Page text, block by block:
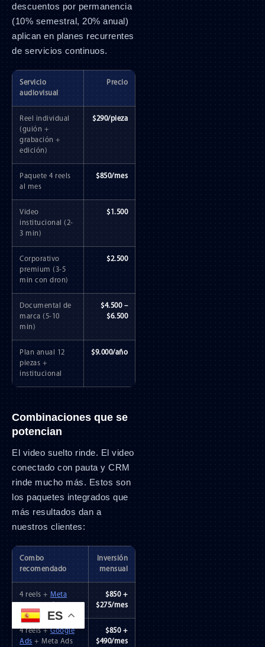
descuentos por permanencia
(10% semestral, 20% anual)
aplican en planes recurrentes
de servicios continuos.
Servicio
audiovisual
Precio
Reel individual
(guión +
grabación +
edición)
$290/pieza
Paquete 4 reels
al mes
$850/mes
Video
institucional (2-
3 min)
$1.500
Corporativo
premium (3-5
min con dron)
$2.500
Documental de
marca (5-10
min)
$4.500 –
$6.500
Plan anual 12
piezas +
institucional
$9.000/año
Combinaciones que se
potencian
El video suelto rinde. El video
conectado con pauta y CRM
rinde mucho más. Estos son
los paquetes integrados que
más resultados dan a
nuestros clientes:
Combo
recomendado
Inversión
mensual
4 reels + Meta
$850 +
$275/mes
4 reels +Google
Ads + Meta Ads
$850 +
$490/mes
ES